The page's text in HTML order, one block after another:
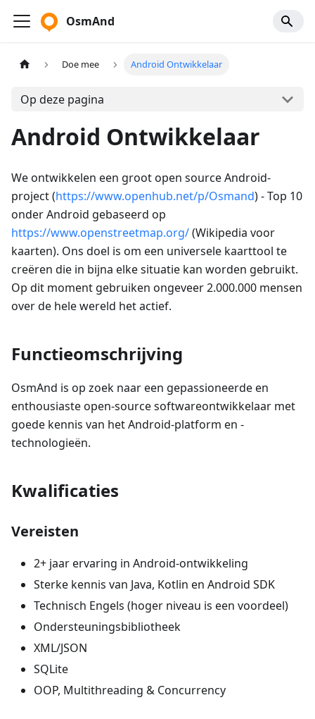
OsmAnd
Doe mee Android Ontwikkelaar
Op deze pagina
Android Ontwikkelaar
We ontwikkelen een groot open source Android-
project (https://www.openhub.net/p/Osmand) - Top 10
onder Android gebaseerd op
https://www.openstreetmap.org/(Wikipedia voor
kaarten). Ons doel is om een universele kaarttool te
creëren die in bijna elke situatie kan worden gebruikt.
Op dit moment gebruiken ongeveer 2.000.000 mensen
over de hele wereld het actief.
Functieomschrijving
OsmAnd is op zoek naar een gepassioneerde en
enthousiaste open-source softwareontwikkelaar met
goede kennis van het Android-platform en -
technologieën.
Kwalificaties
Vereisten
2+ jaar ervaring in Android-ontwikkeling
Sterke kennis van Java, Kotlin en Android SDK
Technisch Engels (hoger niveau is een voordeel)
Ondersteuningsbibliotheek
XML/JSON
SQLite
OOP, Multithreading & Concurrency